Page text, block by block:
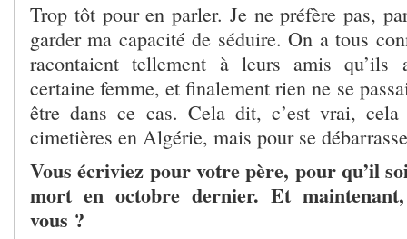
Trop tôt pour en parler. Je ne préfère pas,
garder ma capacité de séduire. On a tous
racontaient tellement à leurs amis qu’ils
certaine femme, et finalement rien ne se
être dans ce cas. Cela dit, c’est vrai, cela
cimetières en Algérie, mais pour se
Vous écriviez pour votre père, pour qu’il
mort en octobre dernier. Et
vous ?